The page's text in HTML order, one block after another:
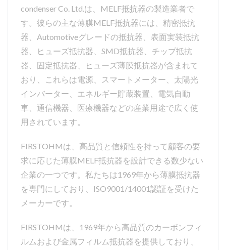
condenser Co. Ltd.は、MELF抵抗器の製造業者で
す。彼らの主な薄膜MELF抵抗器には、精密抵抗
器、Automotiveグレードの抵抗器、表面実装抵抗
器、ヒューズ抵抗器、SMD抵抗器、チップ抵抗
器、固定抵抗器、ヒューズ薄膜抵抗器が含まれて
おり、これらは電源、スマートメーター、太陽光
インバーター、エネルギー貯蔵装置、電気自動
車、通信機器、医療機器などの産業用途で広く使
用されています。
FIRSTOHMは、高品質と信頼性を持って顧客の要
求に応じた薄膜MELF抵抗器を設計できる数少ない
企業の一つです。私たちは1969年から薄膜抵抗器
を専門にしており、ISO9001/14001認証を受けた
メーカーです。
FIRSTOHMは、1969年から高品質のカーボンフィ
ルムおよび金属フィルム抵抗器を提供しており、